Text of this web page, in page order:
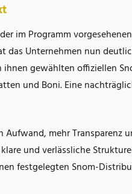
im Programm
das Unternehmen nun
gewählten offiziellen
und Boni. Eine
mehr Transparenz
und verlässliche
festgelegten Snom-